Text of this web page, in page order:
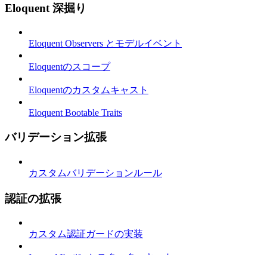
Eloquent 深掘り
Eloquent Observers とモデルイベント
Eloquentのスコープ
Eloquentのカスタムキャスト
Eloquent Bootable Traits
バリデーション拡張
カスタムバリデーションルール
認証の拡張
カスタム認証ガードの実装